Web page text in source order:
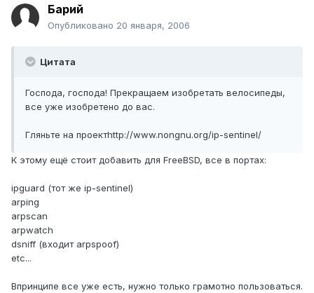
Барий
Опубликовано 20 января, 2006
Цитата
Господа, господа! Прекращаем изобретать велосипеды,
все уже изобретено до вас.
Гляньте на проектhttp://www.nongnu.org/ip-sentinel/
К этому ещё стоит добавить для FreeBSD, все в портах:
ipguard (тот же ip-sentinel)
arping
arpscan
arpwatch
dsniff (входит arpspoof)
etc...
Впринципе все уже есть, нужно только грамотно пользоваться.